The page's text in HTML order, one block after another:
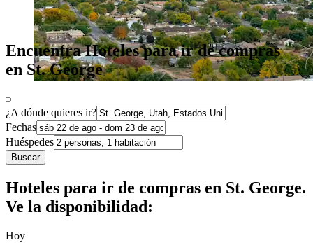
Encuentra Hoteles para ir de compras
en St. George
¿A dónde quieres ir?
Fechas
Huéspedes
Buscar
Hoteles para ir de compras en St. George.
Ve la disponibilidad:
Hoy